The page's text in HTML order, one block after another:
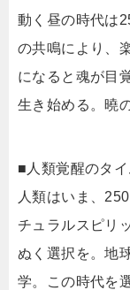
動く昼の時代は
の共鳴により、
になると魂が目
生き始める。曉
■人類覚醒のタイ
人類はいま、
チュラルスピリ
ぬく選択を。地
学。この時代を